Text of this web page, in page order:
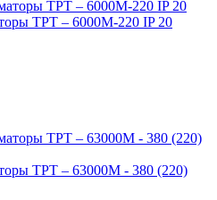
ТРТ – 6000М-220 IP 20
ТРТ – 63000М - 380 (220)